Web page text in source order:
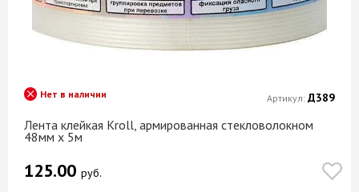
Лента клейкая Kroll, армированная стекловолокном
48мм х 5м
Нет в наличии
125.00 руб.
Артикул: Д389